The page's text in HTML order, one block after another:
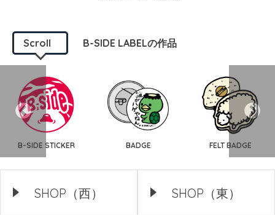
Scroll B-SIDE LABELの作品
B-SIDE STICKER BADGE FELT BADGE
SHOP（西） SHOP（東）